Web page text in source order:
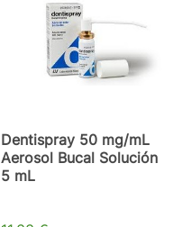
Dentispray 50 mg/mL
Aerosol Bucal Solución
5 mL